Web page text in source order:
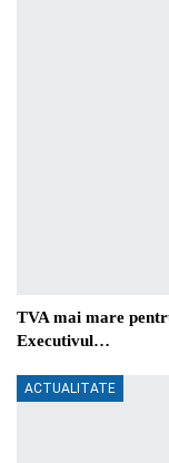
TVA mai mare
Executivul…
ACTUALITATE